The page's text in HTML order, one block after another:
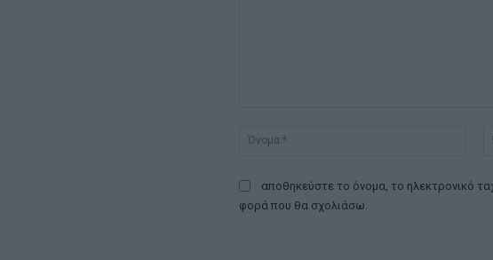
αποθηκεύστε το όνομα, το ηλεκτρονικό
φορά που θα σχολιάσω.